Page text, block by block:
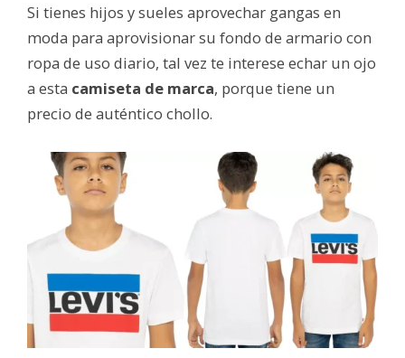
Si tienes hijos y sueles aprovechar gangas en
moda para aprovisionar su fondo de armario con
ropa de uso diario, tal vez te interese echar un ojo
a esta camiseta de marca, porque tiene un
precio de auténtico chollo.